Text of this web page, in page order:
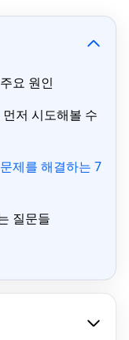
요 원인
저 시도해볼 수
제를 해결하는 7
질문들